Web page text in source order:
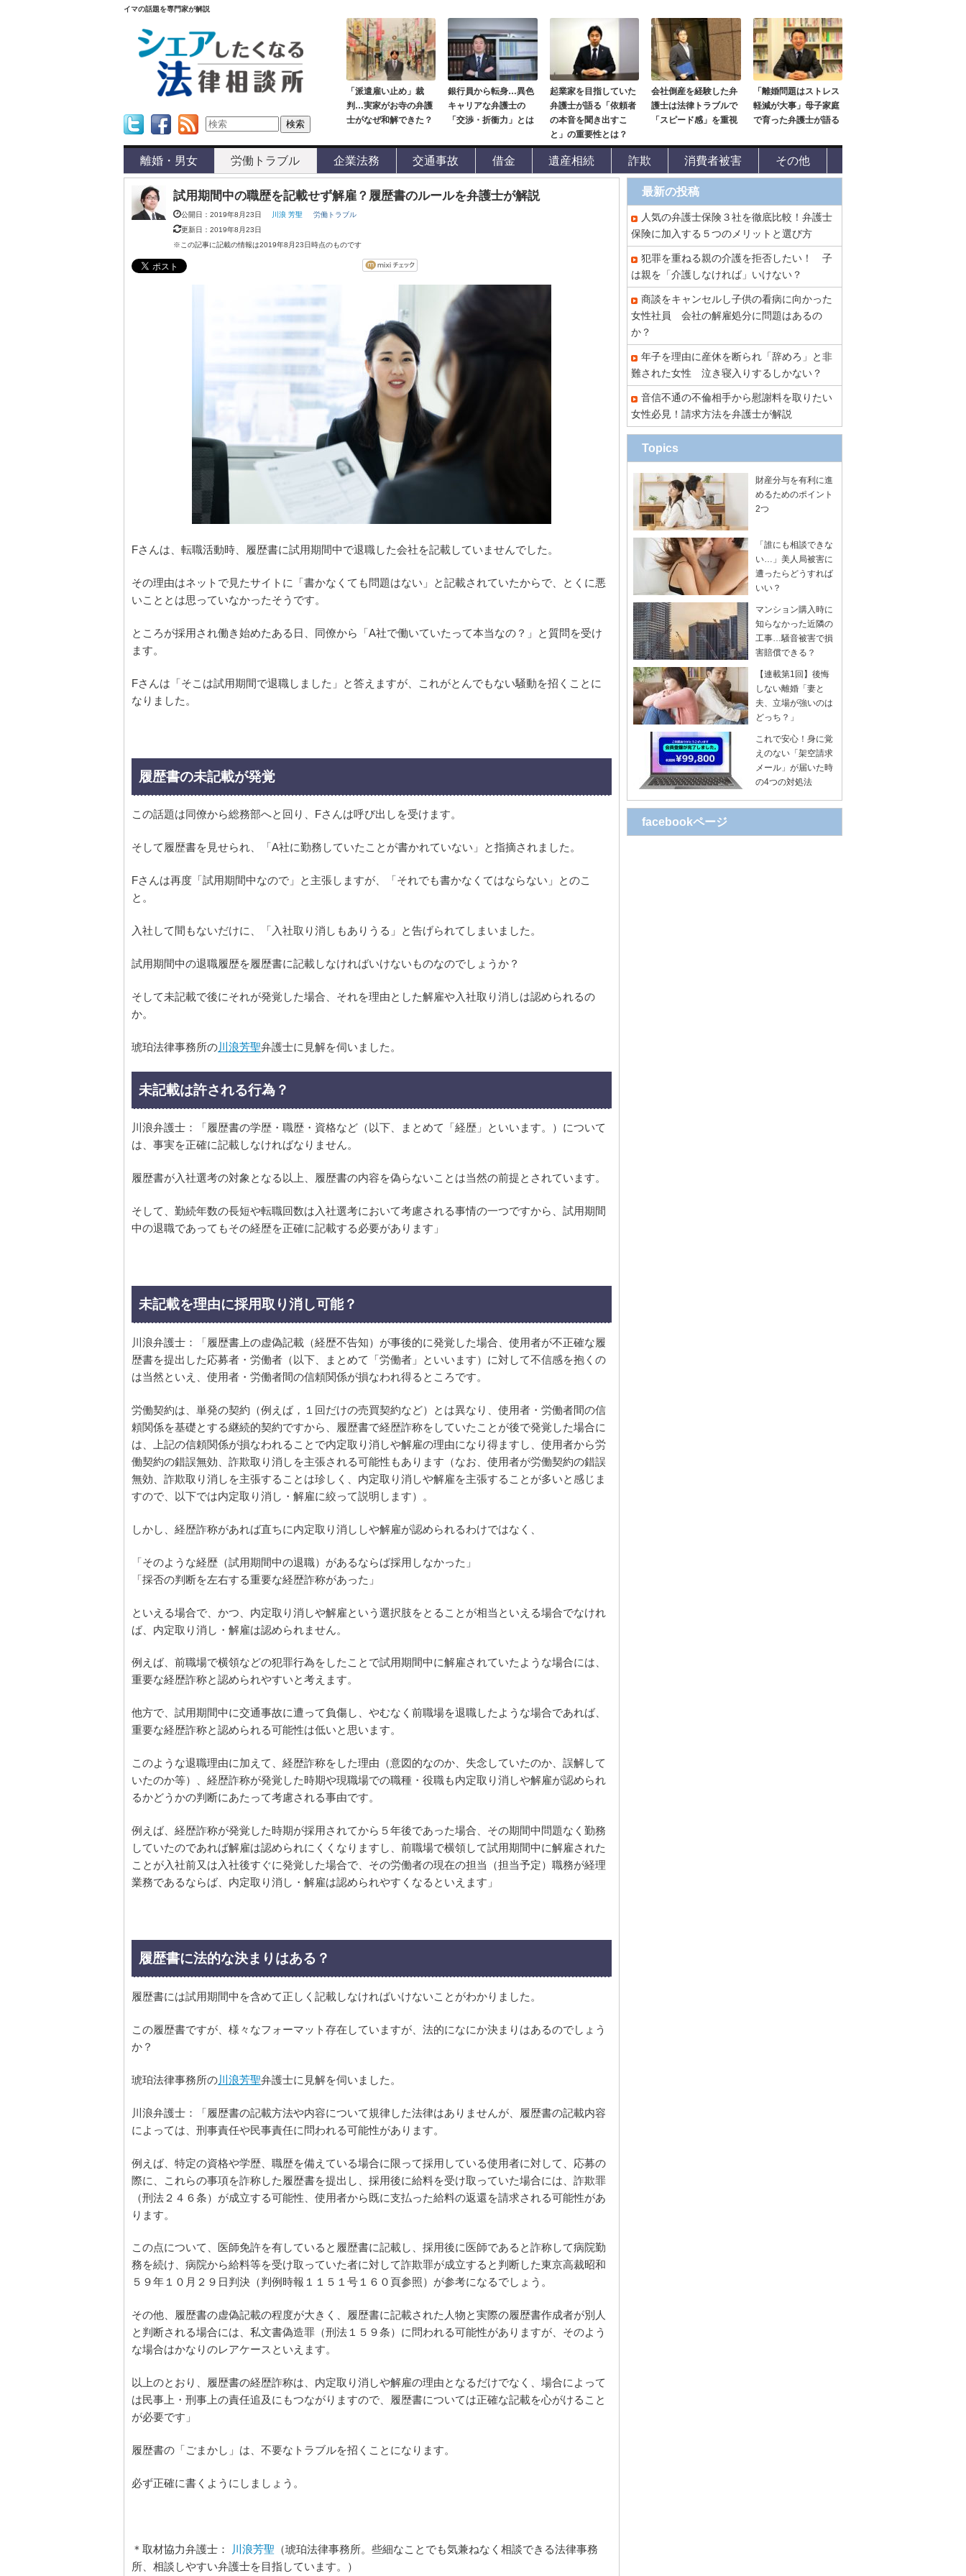
イマの話題を専門家が解説
「派遣雇い止め」裁
判…実家がお寺の弁護
士がなぜ和解できた？
銀行員から転身…異色
キャリアな弁護士の
「交渉・折衝力」とは
起業家を目指していた
弁護士が語る「依頼者
の本音を聞き出すこ
と」の重要性とは？
会社倒産を経験した弁
護士は法律トラブルで
「スピード感」を重視
「離婚問題はストレス
軽減が大事」母子家庭
で育った弁護士が語る
離婚・男女 労働トラブル 企業法務 交通事故 借金 遺産相続 詐欺 消費者被害 その他
試用期間中の職歴を記載せず解雇？履歴書のルールを弁護士が解説
公開日：2019年8月23日 川浪 芳聖
労働トラブル
更新日：2019年8月23日
※この記事に記載の情報は2019年8月23日時点のものです
Fさんは、転職活動時、履歴書に試用期間中で退職した会社を記載していませんでした。
その理由はネットで見たサイトに「書かなくても問題はない」と記載されていたからで、とくに悪
いこととは思っていなかったそうです。
ところが採用され働き始めたある日、同僚から「A社で働いていたって本当なの？」と質問を受け
ます。
Fさんは「そこは試用期間で退職しました」と答えますが、これがとんでもない騒動を招くことに
なりました。
履歴書の未記載が発覚
この話題は同僚から総務部へと回り、Fさんは呼び出しを受けます。
そして履歴書を見せられ、「A社に勤務していたことが書かれていない」と指摘されました。
Fさんは再度「試用期間中なので」と主張しますが、「それでも書かなくてはならない」とのこ
と。
入社して間もないだけに、「入社取り消しもありうる」と告げられてしまいました。
試用期間中の退職履歴を履歴書に記載しなければいけないものなのでしょうか？
そして未記載で後にそれが発覚した場合、それを理由とした解雇や入社取り消しは認められるの
か。
琥珀法律事務所の川浪芳聖弁護士に見解を伺いました。
未記載は許される行為？
川浪弁護士：「履歴書の学歴・職歴・資格など（以下、まとめて「経歴」といいます。）について
は、事実を正確に記載しなければなりません。
履歴書が入社選考の対象となる以上、履歴書の内容を偽らないことは当然の前提とされています。
そして、勤続年数の長短や転職回数は入社選考において考慮される事情の一つですから、試用期間
中の退職であってもその経歴を正確に記載する必要があります」
未記載を理由に採用取り消し可能？
川浪弁護士：「履歴書上の虚偽記載（経歴不告知）が事後的に発覚した場合、使用者が不正確な履
歴書を提出した応募者・労働者（以下、まとめて「労働者」といいます）に対して不信感を抱くの
は当然といえ、使用者・労働者間の信頼関係が損なわれ得るところです。
労働契約は、単発の契約（例えば，１回だけの売買契約など）とは異なり、使用者・労働者間の信
頼関係を基礎とする継続的契約ですから、履歴書で経歴詐称をしていたことが後で発覚した場合に
は、上記の信頼関係が損なわれることで内定取り消しや解雇の理由になり得ますし、使用者から労
働契約の錯誤無効、詐欺取り消しを主張される可能性もあります（なお、使用者が労働契約の錯誤
無効、詐欺取り消しを主張することは珍しく、内定取り消しや解雇を主張することが多いと感じま
すので、以下では内定取り消し・解雇に絞って説明します）。
しかし、経歴詐称があれば直ちに内定取り消ししや解雇が認められるわけではなく、
「そのような経歴（試用期間中の退職）があるならば採用しなかった」
「採否の判断を左右する重要な経歴詐称があった」
といえる場合で、かつ、内定取り消しや解雇という選択肢をとることが相当といえる場合でなけれ
ば、内定取り消し・解雇は認められません。
例えば、前職場で横領などの犯罪行為をしたことで試用期間中に解雇されていたような場合には、
重要な経歴詐称と認められやすいと考えます。
他方で、試用期間中に交通事故に遭って負傷し、やむなく前職場を退職したような場合であれば、
重要な経歴詐称と認められる可能性は低いと思います。
このような退職理由に加えて、経歴詐称をした理由（意図的なのか、失念していたのか、誤解して
いたのか等）、経歴詐称が発覚した時期や現職場での職種・役職も内定取り消しや解雇が認められ
るかどうかの判断にあたって考慮される事由です。
例えば、経歴詐称が発覚した時期が採用されてから５年後であった場合、その期間中問題なく勤務
していたのであれば解雇は認められにくくなりますし、前職場で横領して試用期間中に解雇された
ことが入社前又は入社後すぐに発覚した場合で、その労働者の現在の担当（担当予定）職務が経理
業務であるならば、内定取り消し・解雇は認められやすくなるといえます」
履歴書に法的な決まりはある？
履歴書には試用期間中を含めて正しく記載しなければいけないことがわかりました。
この履歴書ですが、様々なフォーマット存在していますが、法的になにか決まりはあるのでしょう
か？
琥珀法律事務所の川浪芳聖弁護士に見解を伺いました。
川浪弁護士：「履歴書の記載方法や内容について規律した法律はありませんが、履歴書の記載内容
によっては、刑事責任や民事責任に問われる可能性があります。
例えば、特定の資格や学歴、職歴を備えている場合に限って採用している使用者に対して、応募の
際に、これらの事項を詐称した履歴書を提出し、採用後に給料を受け取っていた場合には、詐欺罪
（刑法２４６条）が成立する可能性、使用者から既に支払った給料の返還を請求される可能性があ
ります。
この点について、医師免許を有していると履歴書に記載し、採用後に医師であると詐称して病院勤
務を続け、病院から給料等を受け取っていた者に対して詐欺罪が成立すると判断した東京高裁昭和
５９年１０月２９日判決（判例時報１１５１号１６０頁参照）が参考になるでしょう。
その他、履歴書の虚偽記載の程度が大きく、履歴書に記載された人物と実際の履歴書作成者が別人
と判断される場合には、私文書偽造罪（刑法１５９条）に問われる可能性がありますが、そのよう
な場合はかなりのレアケースといえます。
以上のとおり、履歴書の経歴詐称は、内定取り消しや解雇の理由となるだけでなく、場合によって
は民事上・刑事上の責任追及にもつながりますので、履歴書については正確な記載を心がけること
が必要です」
履歴書の「ごまかし」は、不要なトラブルを招くことになります。
必ず正確に書くようにしましょう。
＊取材協力弁護士： 川浪芳聖 （琥珀法律事務所。些細なことでも気兼ねなく相談できる法律事務
所、相談しやすい弁護士を目指しています。）
最新の投稿
人気の弁護士保険３社を徹底比較！弁護士
保険に加入する５つのメリットと選び方
犯罪を重ねる親の介護を拒否したい！ 子
は親を「介護しなければ」いけない？
商談をキャンセルし子供の看病に向かった
女性社員 会社の解雇処分に問題はあるの
か？
年子を理由に産休を断られ「辞めろ」と非
難された女性 泣き寝入りするしかない？
音信不通の不倫相手から慰謝料を取りたい
女性必見！請求方法を弁護士が解説
Topics
財産分与を有利に進
めるためのポイント
2つ
「誰にも相談できな
い…」美人局被害に
遭ったらどうすれば
いい？
マンション購入時に
知らなかった近隣の
工事…騒音被害で損
害賠償できる？
【連載第1回】後悔
しない離婚「妻と
夫、立場が強いのは
どっち？」
これで安心！身に覚
えのない「架空請求
メール」が届いた時
の4つの対処法
facebookページ